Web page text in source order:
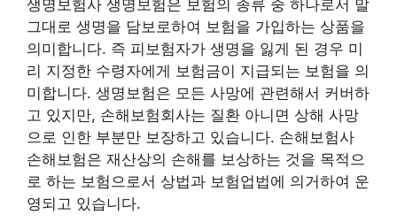
생명보험사 생명보험은 보험의 종류 중 하나로서 말
그대로 생명을 담보로하여 보험을 가입하는 상품을
의미합니다. 즉 피보험자가 생명을 잃게 된 경우 미
리 지정한 수령자에게 보험금이 지급되는 보험을 의
미합니다. 생명보험은 모든 사망에 관련해서 커버하
고 있지만, 손해보험회사는 질환 아니면 상해 사망
으로 인한 부분만 보장하고 있습니다. 손해보험사
손해보험은 재산상의 손해를 보상하는 것을 목적으
로 하는 보험으로서 상법과 보험업법에 의거하여 운
영되고 있습니다.